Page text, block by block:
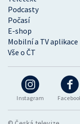
Instagram
Podcasty
Počasí
E-shop
Mobilní a TV aplikace
Vše o ČT